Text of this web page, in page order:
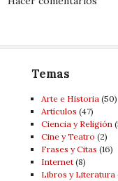
Temas
Arte e Historia(50)
Artí­culos (47)
Ciencia y Religión
Cine y Teatro (2)
Frases y Citas (16)
Internet(8)
Libros y Literatura